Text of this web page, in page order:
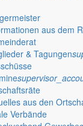
aus dem
& Tagungen
aus den
Verbände